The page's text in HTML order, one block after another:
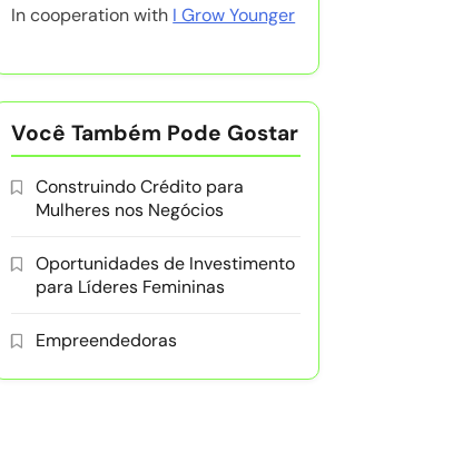
In cooperation with I Grow Younger
Você Também Pode Gostar
Construindo Crédito para
Mulheres nos Negócios
Oportunidades de Investimento
para Líderes Femininas
Empreendedoras